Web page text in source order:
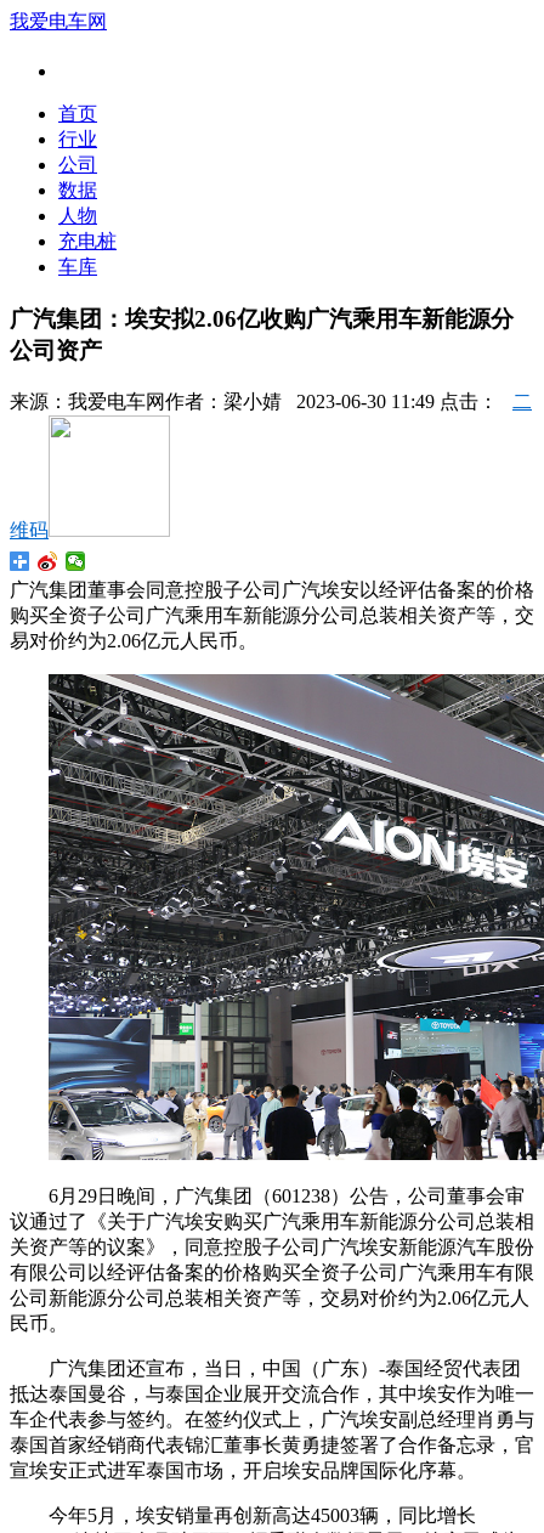
我爱电车网
首页
行业
公司
数据
人物
充电桩
车库
广汽集团：埃安拟2.06亿收购广汽乘用车新能源分
公司资产
来源： 我爱电车网作者： 梁小婧 2023-06-30 11:49 点击： 二
维码
广汽集团董事会同意控股子公司广汽埃安以经评估备案的价格
购买全资子公司广汽乘用车新能源分公司总装相关资产等，交
易对价约为2.06亿元人民币。
6月29日晚间，广汽集团（601238）公告，公司董事会审
议通过了《关于广汽埃安购买广汽乘用车新能源分公司总装相
关资产等的议案》，同意控股子公司广汽埃安新能源汽车股份
有限公司以经评估备案的价格购买全资子公司广汽乘用车有限
公司新能源分公司总装相关资产等，交易对价约为2.06亿元人
民币。
广汽集团还宣布，当日，中国（广东）-泰国经贸代表团
抵达泰国曼谷，与泰国企业展开交流合作，其中埃安作为唯一
车企代表参与签约。在签约仪式上，广汽埃安副总经理肖勇与
泰国首家经销商代表锦汇董事长黄勇捷签署了合作备忘录，官
宣埃安正式进军泰国市场，开启埃安品牌国际化序幕。
今年5月，埃安销量再创新高达45003辆，同比增长